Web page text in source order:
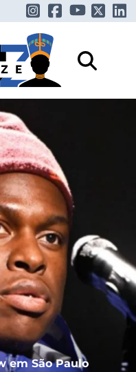
em São Paulo